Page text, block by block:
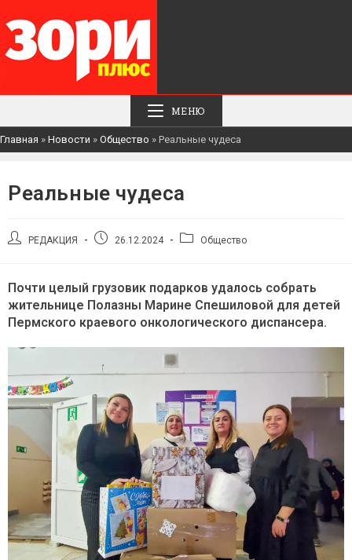
МЕНЮ
Главная » Новости » Общество » Реальные чудеса
Реальные чудеса
АвторРЕДАКЦИЯ
Запись26.12.2024
РубрикаОбщество
Почти целый грузовик подарков удалось собрать
жительнице Полазны Марине Спешиловой для детей
Пермского краевого онкологического диспансера.